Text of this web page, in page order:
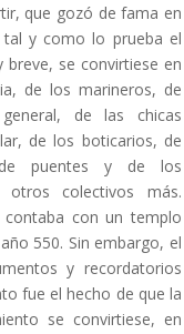
que gozó de fama en
tal y como lo prueba el
breve, se convirtiese en
de los marineros, de
de las chicas
de los boticarios, de
puentes y de los
otros colectivos más.
con un templo
550. Sin embargo, el
y recordatorios
fue el hecho de que la
se convirtiese, en